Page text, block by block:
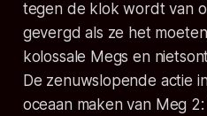
tegen de klok wordt van
gevergd als ze het
kolossale Megs en
De zenuwslopende actie
oceaan maken van Meg